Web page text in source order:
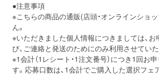
●注意事項
※こちらの商品の通販(店頭・オンラインショ
ん。
※いただきました個人情報につきましては、お
び、ご連絡と発送のためにのみ利用させていた
※1会計（1レシート・1注文番号）につき1回お
す。応募口数は、1会計でご購入した選択フェ